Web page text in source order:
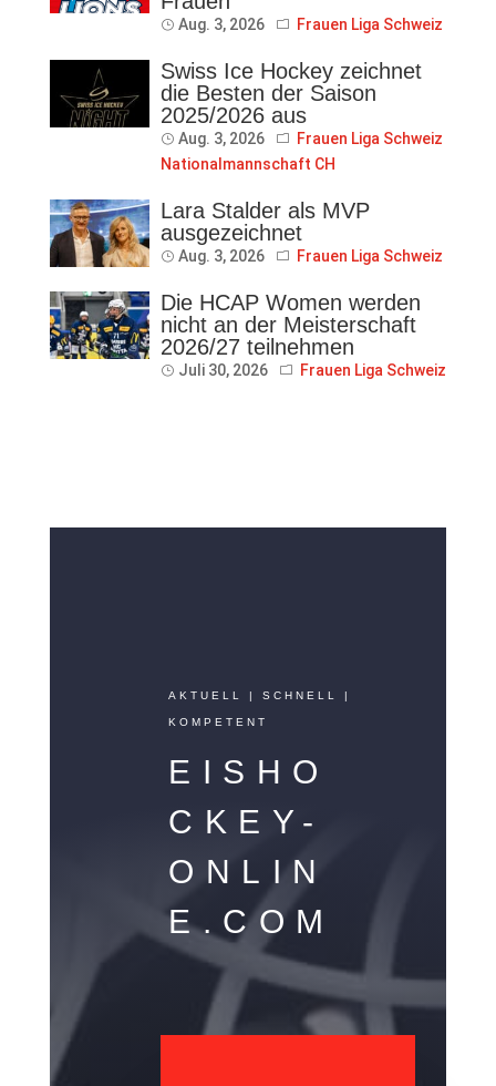
Aug. 3, 2026 Frauen Liga Schweiz
Swiss Ice Hockey zeichnet
die Besten der Saison
2025/2026 aus
Aug. 3, 2026
Frauen Liga Schweiz
Nationalmannschaft CH
Lara Stalder als MVP
ausgezeichnet
Aug. 3, 2026 Frauen Liga Schweiz
Die HCAP Women werden
nicht an der Meisterschaft
2026/27 teilnehmen
Juli 30, 2026 Frauen Liga Schweiz
AKTUELL | SCHNELL |
KOMPETENT
EISHO
CKEY-
ONLIN
E.COM